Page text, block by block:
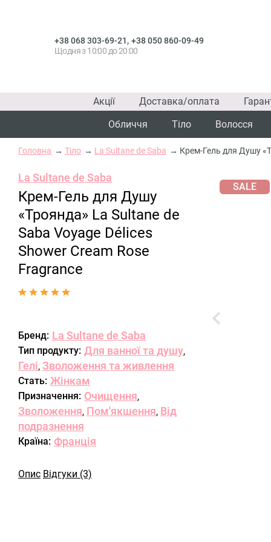
+38 068 303-69-21, +38 050 860-09-49
Щодня з 10:00 до 20:00
Акції Доставка/оплата
Обличчя
Тіло Волосся
Головна Тіло La Sultane de Saba Крем-Гель для Душу
La Sultane de Saba
Крем-Гель для Душу
«Троянда» La Sultane de
Saba Voyage Délices
Shower Cream Rose
Fragrance
Бренд: La Sultane de Saba
Тип продукту: Для ванної та душу,
Гелі, Зволоження та живлення
Стать: Жінкам
Призначення: Очищення,
Зволоження, Пом'якшення, Від
подразнення
Країна: Франція
Опис Відгуки (3)
SALE